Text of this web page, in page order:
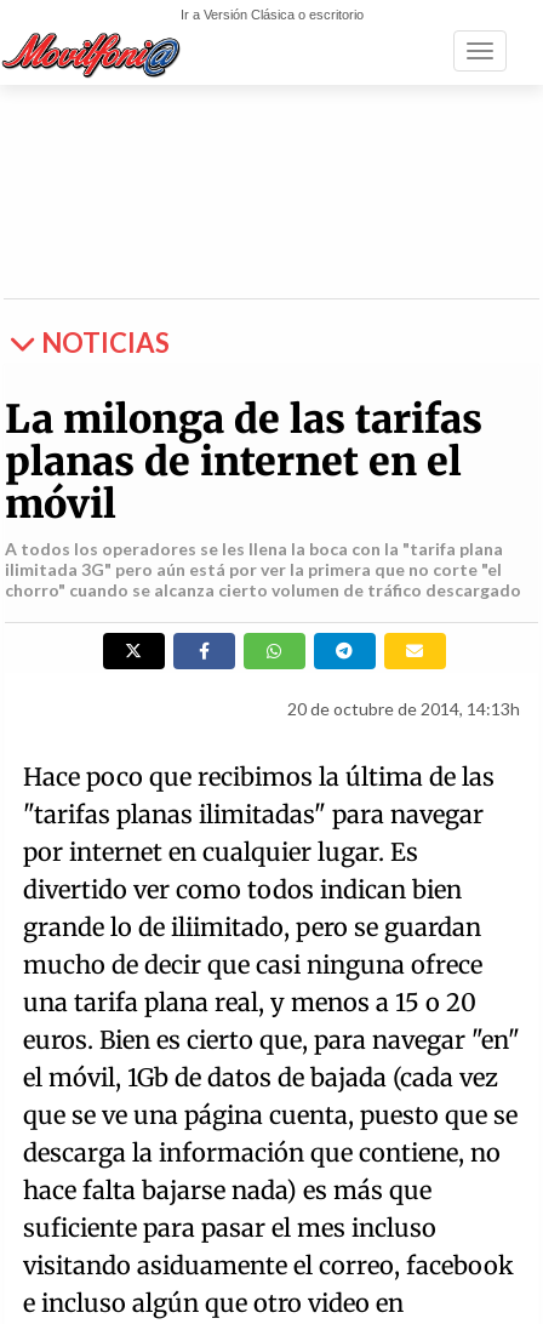
Ir a Versión Clásica o escritorio
Toggle
NOTICIAS
La milonga de las tarifas
planas de internet en el
móvil
A todos los operadores se les llena la boca con la "tarifa plana
ilimitada 3G" pero aún está por ver la primera que no corte "el
chorro" cuando se alcanza cierto volumen de tráfico descargado
20 de octubre de 2014, 14:13h
Hace poco que recibimos la última de las
"tarifas planas ilimitadas" para navegar
por internet en cualquier lugar. Es
divertido ver como todos indican bien
grande lo de iliimitado, pero se guardan
mucho de decir que casi ninguna ofrece
una tarifa plana real, y menos a 15 o 20
euros. Bien es cierto que, para navegar "en"
el móvil, 1Gb de datos de bajada (cada vez
que se ve una página cuenta, puesto que se
descarga la información que contiene, no
hace falta bajarse nada) es más que
suficiente para pasar el mes incluso
visitando asiduamente el correo, facebook
e incluso algún que otro video en